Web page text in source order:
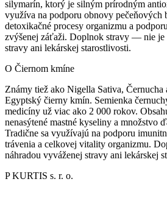
silymarín, ktorý je silným prírodným
využíva na podporu obnovy pečeňových
detoxikačné procesy organizmu a
zvýšenej záťaži. Doplnok stravy — nie je
stravy ani lekárskej starostlivosti.
O Čiernom kmíne
Známy tiež ako Nigella Sativa,
Egyptský čierny kmín. Semienka
medicíny už viac ako 2 000 rokov.
nenasýtené mastné kyseliny a množstvo
Tradične sa využívajú na podporu
trávenia a celkovej vitality organizmu.
náhradou vyváženej stravy ani lekárskej
P KURTIS s. r. o.